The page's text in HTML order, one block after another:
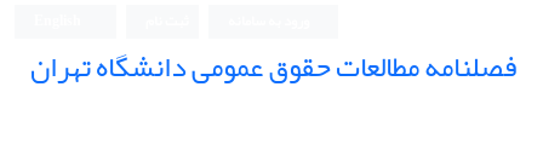
فصلنامه مطالعات حقوق عمومی دانشگاه تهران